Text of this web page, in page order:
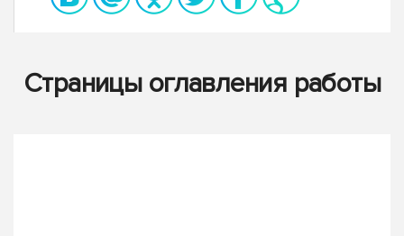
Страницы оглавления работы